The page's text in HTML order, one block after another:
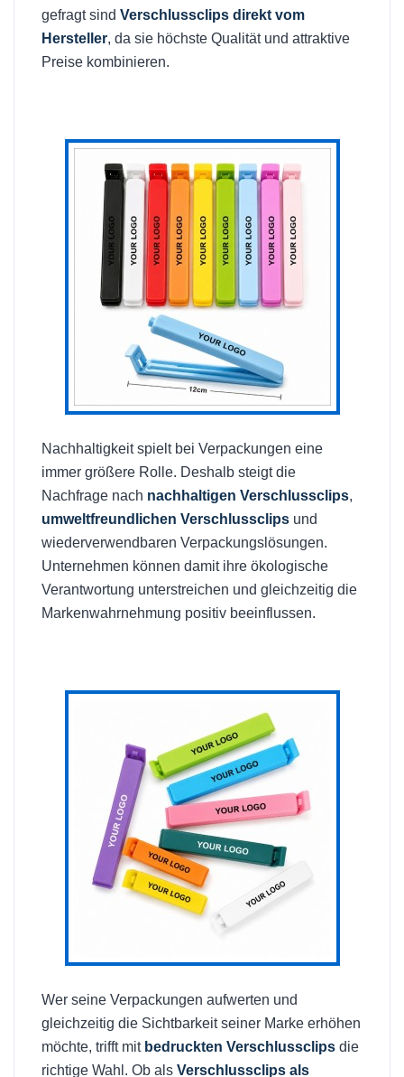
gefragt sind Verschlussclips direkt vom
Hersteller, da sie höchste Qualität und attraktive
Preise kombinieren.
Nachhaltigkeit spielt bei Verpackungen eine
immer größere Rolle. Deshalb steigt die
Nachfrage nach nachhaltigen Verschlussclips,
umweltfreundlichen Verschlussclips und
wiederverwendbaren Verpackungslösungen.
Unternehmen können damit ihre ökologische
Verantwortung unterstreichen und gleichzeitig die
Markenwahrnehmung positiv beeinflussen.
Wer seine Verpackungen aufwerten und
gleichzeitig die Sichtbarkeit seiner Marke erhöhen
möchte, trifft mit bedruckten Verschlussclips die
richtige Wahl. Ob als Verschlussclips als